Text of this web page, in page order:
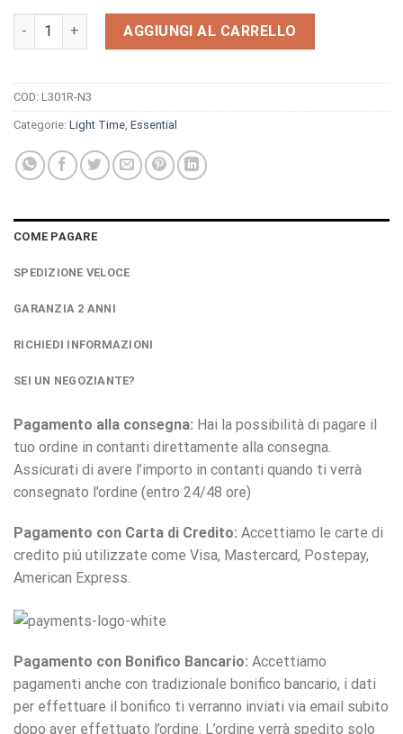
Orologio Light Time Essential L301R-N3 quantità
AGGIUNGI AL CARRELLO
COD: L301R-N3
Categorie: Light Time Essential
COME PAGARE
SPEDIZIONE VELOCE
GARANZIA 2 ANNI
RICHIEDI INFORMAZIONI
SEI UN NEGOZIANTE?
Pagamento alla consegna: Hai la possibilità di pagare il
tuo ordine in contanti direttamente alla consegna.
Assicurati di avere l’importo in contanti quando ti verrà
consegnato l’ordine (entro 24/48 ore)
Pagamento con Carta di Credito: Accettiamo le carte di
credito piú utilizzate come Visa, Mastercard, Postepay,
American Express.
Pagamento con Bonifico Bancario: Accettiamo
pagamenti anche con tradizionale bonifico bancario, i dati
per effettuare il bonifico ti verranno inviati via email subito
dopo aver effettuato l’ordine. L’ordine verrà spedito solo